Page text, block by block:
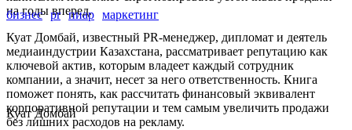
на годы вперед.
Куат Домбай, известный PR-менеджер, дипломат и деятель
медиаиндустрии Казахстана, рассматривает репутацию как
ключевой актив, которым владеет каждый сотрудник
компании, а значит, несет за него ответственность. Книга
поможет понять, как рассчитать финансовый эквивалент
корпоративной репутации и тем самым увеличить продажи
без лишних расходов на рекламу.
бизнес pr пиар маркетинг
Куат Домбай